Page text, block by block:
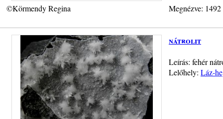
©Körmendy Regina Megnézve:
nátrolit
Leírás: fehér
Lelőhely: Láz-